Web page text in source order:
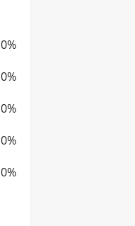
0%
0%
0%
0%
0%